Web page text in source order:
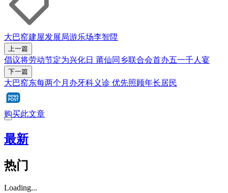
大巴窑建屋发展局游乐场李智陞
上一篇
倡议将劳动节定为兴化日 莆仙同乡联合会首办五一千人宴
下一篇
大巴窑东每两个月办牙科义诊 优先照顾年长居民
购买此文章
最新
热门
Loading...